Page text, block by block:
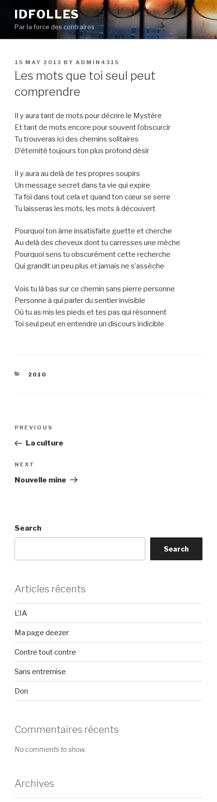
content
IDFOLLES
Par la force des contraires
POSTED
ON
15 MAY 2013 BY ADMIN4315
Les mots que toi seul peut
comprendre
Il y aura tant de mots pour décrire le Mystère
Et tant de mots encore pour souvent l’obscurcir
Tu trouveras ici des chemins solitaires
D’éternité toujours ton plus profond désir
Il y aura au delà de tes propres soupirs
Un message secret dans ta vie qui expire
Ta foi dans tout cela et quand ton cœur se serre
Tu laisseras les mots, les mots à découvert
Pourquoi ton âme insatisfaite guette et cherche
Au delà des cheveux dont tu carresses une mèche
Pourquoi sens tu obscurément cette recherche
Qui grandit un peu plus et jamais ne s’assèche
Vois tu là bas sur ce chemin sans pierre personne
Personne à qui parler du sentier invisible
Où tu as mis les pieds et tes pas qui résonnent
Toi seul peut en entendre un discours indicible
CATEGORIES
2010
Previous
Post
PREVIOUS
La culture
Next
Post
NEXT
Nouvelle mine
Search
Search
Articles récents
L’IA
Ma page deezer
Contre tout contre
Sans entremise
Don
Commentaires récents
No comments to show.
Archives